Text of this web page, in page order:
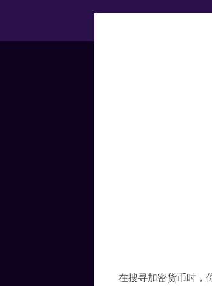
在搜寻加密货币时，